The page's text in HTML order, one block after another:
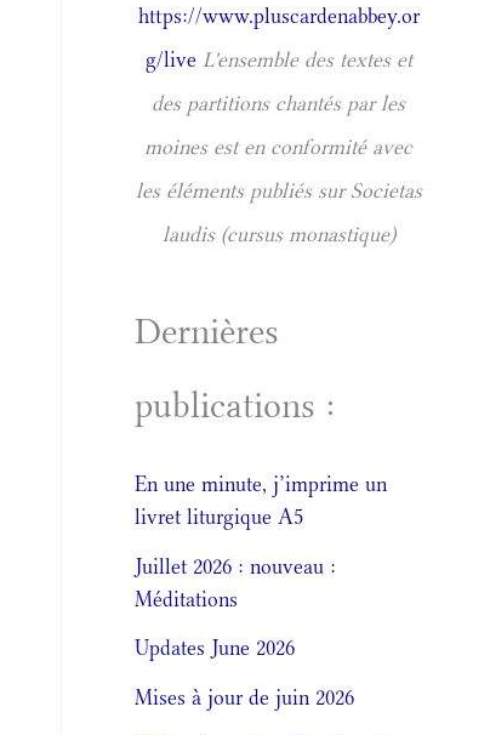
https://www.pluscardenabbey.or
g/live L'ensemble des textes et
des partitions chantés par les
moines est en conformité avec
les éléments publiés sur Societas
laudis (cursus monastique)
Dernières
publications :
En une minute, j’imprime un
livret liturgique A5
Juillet 2026 : nouveau :
Méditations
Updates June 2026
Mises à jour de juin 2026